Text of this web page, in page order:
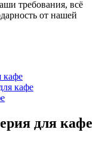
требования, всё
от нашей
кафе
кафе
для кафе